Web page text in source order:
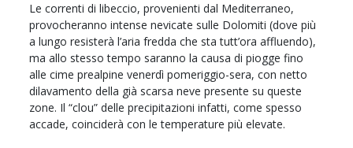
Le correnti di libeccio, provenienti dal Mediterraneo,
provocheranno intense nevicate sulle Dolomiti (dove più
a lungo resisterà l’aria fredda che sta tutt’ora affluendo),
ma allo stesso tempo saranno la causa di piogge fino
alle cime prealpine venerdì pomeriggio-sera, con netto
dilavamento della già scarsa neve presente su queste
zone. Il “clou” delle precipitazioni infatti, come spesso
accade, coinciderà con le temperature più elevate.